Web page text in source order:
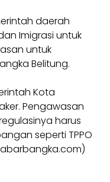
daerah
Imigrasi untuk
untuk
Belitung.
Kota
Pengawasan
harus
seperti TPPO